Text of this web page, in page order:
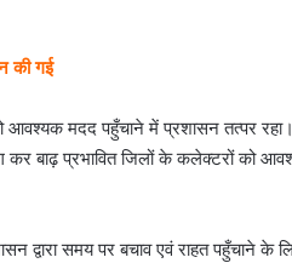
की गई
आवश्यक मदद पहुँचाने में प्रशासन तत्पर
कर बाढ़ प्रभावित जिलों के कलेक्टरों को
द्वारा समय पर बचाव एवं राहत पहुँचाने के